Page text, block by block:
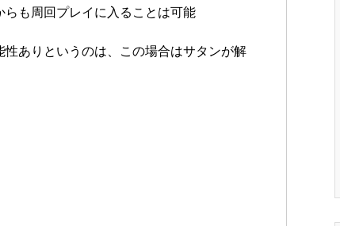
も周回プレイに入ることは可能
ありというのは、この場合はサタンが解